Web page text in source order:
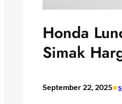
Honda
Simak
September 22, 2025•